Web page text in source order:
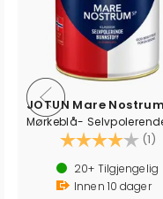
5 muligeKarakter: (1)
8Tilgjengelig
Omgående